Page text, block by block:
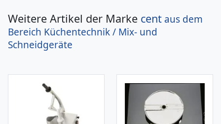
Weitere Artikel der Marke cent aus dem
Bereich Küchentechnik / Mix- und
Schneidgeräte